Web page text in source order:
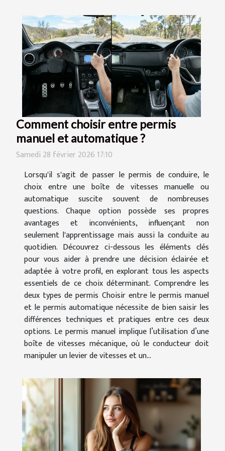
Comment choisir entre permis
manuel et automatique ?
Samedi 28 février 2026 17:10
Lorsqu'il s'agit de passer le permis de conduire, le
choix entre une boîte de vitesses manuelle ou
automatique suscite souvent de nombreuses
questions. Chaque option possède ses propres
avantages et inconvénients, influençant non
seulement l'apprentissage mais aussi la conduite au
quotidien. Découvrez ci-dessous les éléments clés
pour vous aider à prendre une décision éclairée et
adaptée à votre profil, en explorant tous les aspects
essentiels de ce choix déterminant. Comprendre les
deux types de permis Choisir entre le permis manuel
et le permis automatique nécessite de bien saisir les
différences techniques et pratiques entre ces deux
options. Le permis manuel implique l’utilisation d’une
boîte de vitesses mécanique, où le conducteur doit
manipuler un levier de vitesses et un...